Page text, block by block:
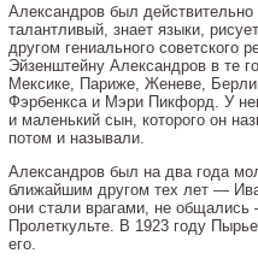
Александров был
талантливый, знает языки,
другом гениального
Эйзенштейну Александров в те
Мексике, Париже, Женеве,
Фэрбенкса и Мэри Пикфорд. У
и маленький сын, которого он
потом и называли.
Александров был на два года
ближайшим другом тех лет —
они стали врагами, не общались
Пролеткульте. В 1923 году
его.